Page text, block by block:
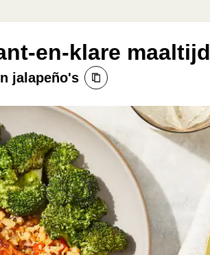
en-klare maaltijd
jalapeño's